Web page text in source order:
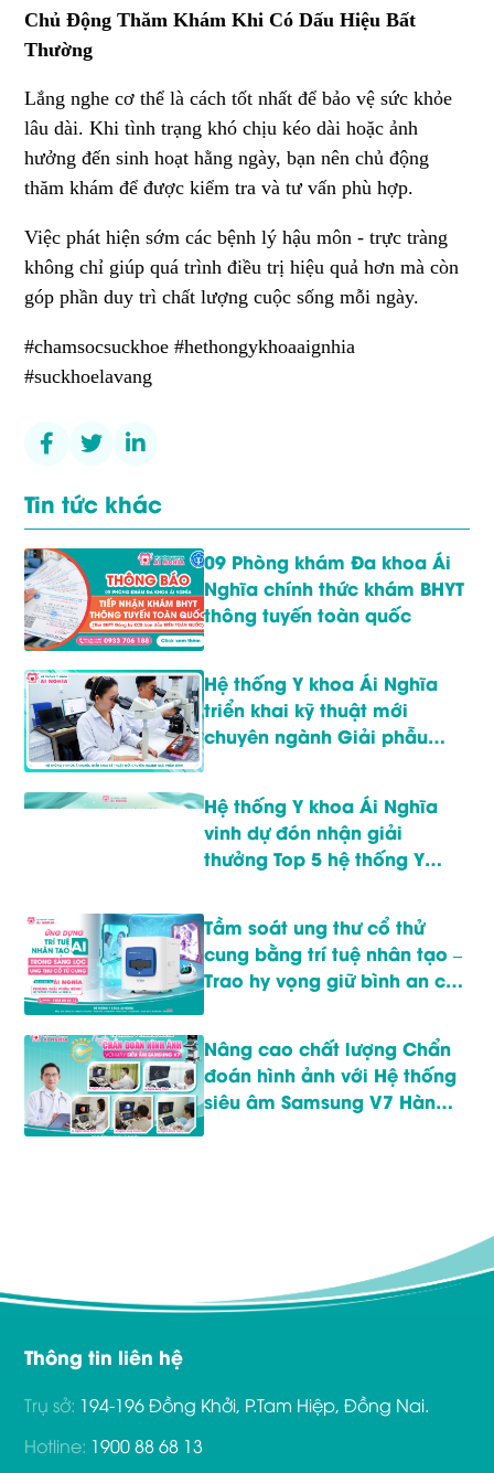
Chủ Động Thăm Khám Khi Có Dấu Hiệu Bất
Thường
Lắng nghe cơ thể là cách tốt nhất để bảo vệ sức khỏe
lâu dài. Khi tình trạng khó chịu kéo dài hoặc ảnh
hưởng đến sinh hoạt hằng ngày, bạn nên chủ động
thăm khám để được kiểm tra và tư vấn phù hợp.
Việc phát hiện sớm các bệnh lý hậu môn - trực tràng
không chỉ giúp quá trình điều trị hiệu quả hơn mà còn
góp phần duy trì chất lượng cuộc sống mỗi ngày.
#chamsocsuckhoe #hethongykhoaaignhia
#suckhoelavang
Tin tức khác
09 Phòng khám Đa khoa Ái
Nghĩa chính thức khám BHYT
thông tuyến toàn quốc
Hệ thống Y khoa Ái Nghĩa
triển khai kỹ thuật mới
chuyên ngành Giải phẫu
bệnh
Hệ thống Y khoa Ái Nghĩa
vinh dự đón nhận giải
thưởng Top 5 hệ thống Y
2025
Tầm soát ung thư cổ thử
cung bằng trí tuệ nhân tạo –
Trao hy vọng giữ bình an cho
người phụ nữ Việt
Nâng cao chất lượng Chẩn
đoán hình ảnh với Hệ thống
siêu âm Samsung V7 Hàn
Quốc hiện đại
Thông tin liên hệ
Trụ sở: 194-196 Đồng Khởi, P.Tam Hiệp, Đồng Nai.
Hotline: 1900 88 68 13